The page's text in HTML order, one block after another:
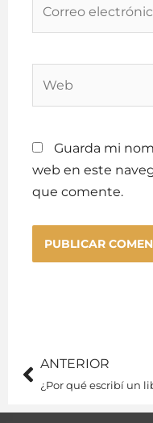
Guarda mi
web en este
que comente.
Prev
ANTERIOR